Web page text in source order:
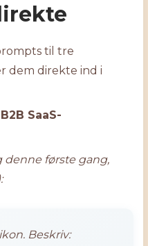
til tre
dem direkte ind i
SaaS-
første gang,
Beskriv: